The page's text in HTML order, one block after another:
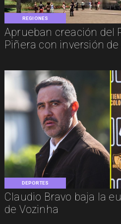
REGIONES
Aprueban creación del
Piñera con inversión
DEPORTES
Claudio Bravo baja la
de Vozinha